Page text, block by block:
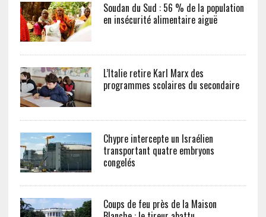
Soudan du Sud : 56 % de la population
en insécurité alimentaire aiguë
L’Italie retire Karl Marx des
programmes scolaires du secondaire
Chypre intercepte un Israélien
transportant quatre embryons
congelés
Coups de feu près de la Maison